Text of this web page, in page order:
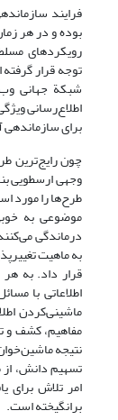
فرایند
بوده و در هر
رویکردهای
توجه قرار
شبکة جهانی
اطلاع‌رسانی
برای سازماندهی
چون رایج‌ترین
وجهی ارسطویی
طرح‌ها را مورد
موضوعی به
درماندگی
به ماهیت
قرار داد. به
اطلاعاتی با
ماشینی‌کردن
مفاهیم، کشف و
نتیجه
تسهیم دانش،
امر تلاش برای
برانگیخته است.